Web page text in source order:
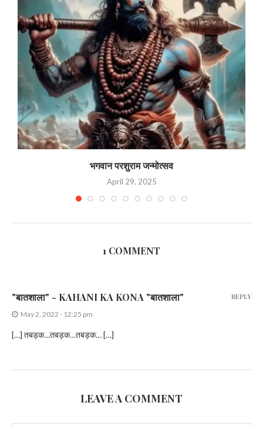
भगवान परशुराम जन्मोत्सव
April 29, 2025
1 COMMENT
"बातशाला" - KAHANI KA KONA "बातशाला"
May 2, 2022 - 12:25 pm
[…] तबड़क…तबड़क…तबड़क… […]
REPLY
LEAVE A COMMENT